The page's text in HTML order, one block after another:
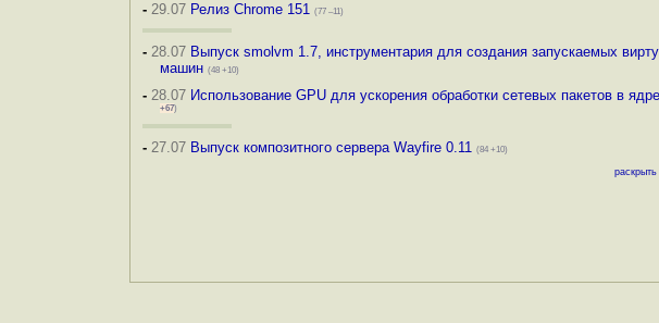
- 29.07 Релиз Chrome 151 (77 –11)
- 28.07 Выпуск smolvm 1.7, инструментария для создания запускаемых
машин (48 +10)
- 28.07 Использование GPU для ускорения обработки сетевых пакетов в
+67)
- 27.07 Выпуск композитного сервера Wayfire 0.11 (84 +10)
раскрыть